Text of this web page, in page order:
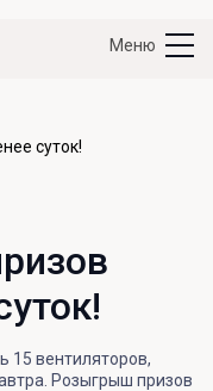
Меню
суток!
15 вентиляторов,
Розыгрыш призов